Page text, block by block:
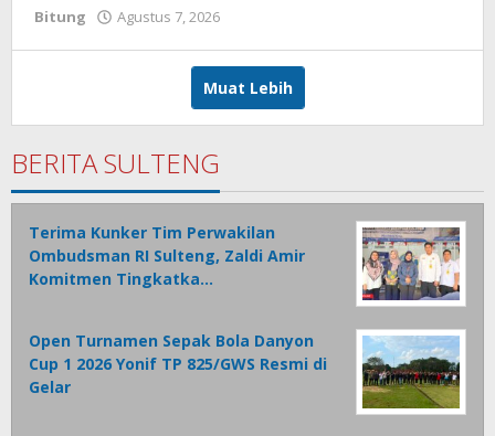
Bitung Agustus 7, 2026
Muat Lebih
BERITA SULTENG
Terima Kunker Tim Perwakilan
Ombudsman RI Sulteng, Zaldi Amir
Komitmen Tingkatka…
Open Turnamen Sepak Bola Danyon
Cup 1 2026 Yonif TP 825/GWS Resmi di
Gelar